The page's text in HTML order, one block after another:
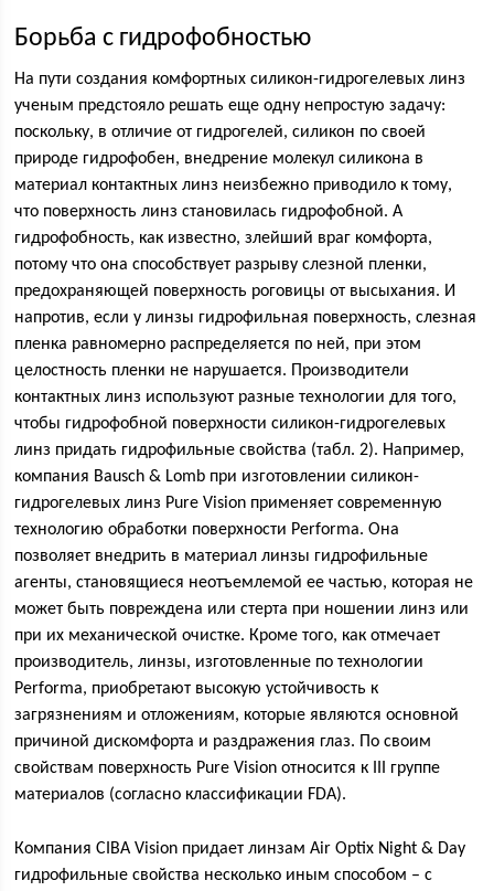
Борьба с гидрофобностью
На пути создания комфортных силикон-гидрогелевых линз
ученым предстояло решать еще одну непростую задачу:
поскольку, в отличие от гидрогелей, силикон по своей
природе гидрофобен, внедрение молекул силикона в
материал контактных линз неизбежно приводило к тому,
что поверхность линз становилась гидрофобной. А
гидрофобность, как известно, злейший враг комфорта,
потому что она способствует разрыву слезной пленки,
предохраняющей поверхность роговицы от высыхания. И
напротив, если у линзы гидрофильная поверхность, слезная
пленка равномерно распределяется по ней, при этом
целостность пленки не нарушается. Производители
контактных линз используют разные технологии для того,
чтобы гидрофобной поверхности силикон-гидрогелевых
линз придать гидрофильные свойства (табл. 2). Например,
компания Bausch & Lomb при изготовлении силикон-
гидрогелевых линз Pure Vision применяет современную
технологию обработки поверхности Performa. Она
позволяет внедрить в материал линзы гидрофильные
агенты, становящиеся неотъемлемой ее частью, которая не
может быть повреждена или стерта при ношении линз или
при их механической очистке. Кроме того, как отмечает
производитель, линзы, изготовленные по технологии
Performa, приобретают высокую устойчивость к
загрязнениям и отложениям, которые являются основной
причиной дискомфорта и раздражения глаз. По своим
свойствам поверхность Pure Vision относится к III группе
материалов (согласно классификации FDA).
Компания CIBA Vision придает линзам Air Optix Night & Day
гидрофильные свойства несколько иным способом – с